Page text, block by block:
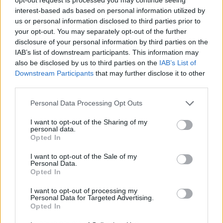
interest-based ads based on personal information utilized by
us or personal information disclosed to third parties prior to
your opt-out. You may separately opt-out of the further
disclosure of your personal information by third parties on the
IAB’s list of downstream participants. This information may
also be disclosed by us to third parties on the IAB’s List of
Downstream Participants that may further disclose it to other
Personal Data Processing Opt Outs
I want to opt-out of the Sharing of my
personal data.
Opted In
I want to opt-out of the Sale of my
Personal Data.
Opted In
I want to opt-out of processing my
Personal Data for Targeted Advertising.
Opted In
Κληρονομιά χωρίς διαθήκη: Ο νόμος που
μπορεί να αφήσει συγγενείς… εκτός – Η
σειρά
7 Αυγούστου 2026 04:48
Δημοφιλές άλειμμα σοκολάτας που